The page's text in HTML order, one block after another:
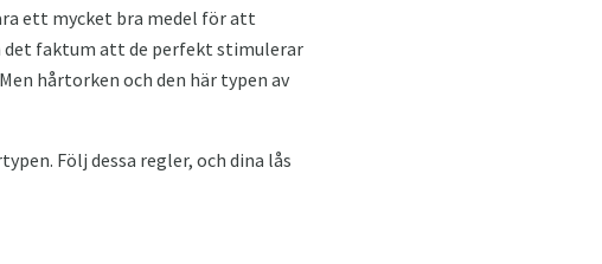
ett mycket bra medel för att
det faktum att de perfekt stimulerar
hårtorken och den här typen av
Följ dessa regler, och dina lås